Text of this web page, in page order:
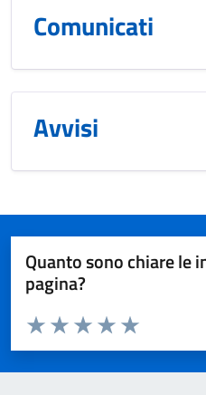
Comunicati
Avvisi
Quanto sono chiare le
pagina?
Valuta da 1 a 5 stelle la pagina
Valuta 5
Valuta 4 stelle su
Valuta 3 stelle su 5
Valuta 2 stelle su 5
Valuta 1 stelle su 5